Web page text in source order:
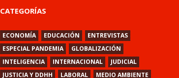
CATEGORÍAS
ECONOMÍA EDUCACIÓN
ENTREVISTAS
ESPECIAL PANDEMIA
GLOBALIZACIÓN
INTELIGENCIA
INTERNACIONAL
JUDICIAL
JUSTICIA Y DDHH
LABORAL MEDIO AMBIENTE